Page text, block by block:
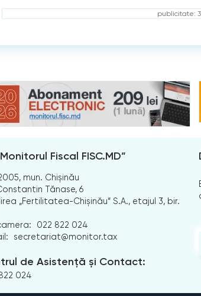
publicitate:
Fiscal FISC.MD”
mun. Chișinău
Tănase, 6
„Fertilitatea-Chișinău” S.A., etajul 3, bir.
022 822 024
secretariat@monitor.tax
de Asistență și Contact:
024